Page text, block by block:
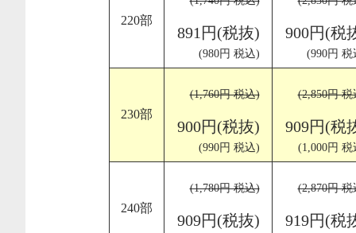
220部
891円(税抜)
(980円 税込)
900円(税
(990円 税
230部
(1,760円 税込)
900円(税抜)
(990円 税込)
(2,850円 税
909円(税
(1,000円 税
240部
(1,780円 税込)
909円(税抜)
(2,870円 税
919円(税